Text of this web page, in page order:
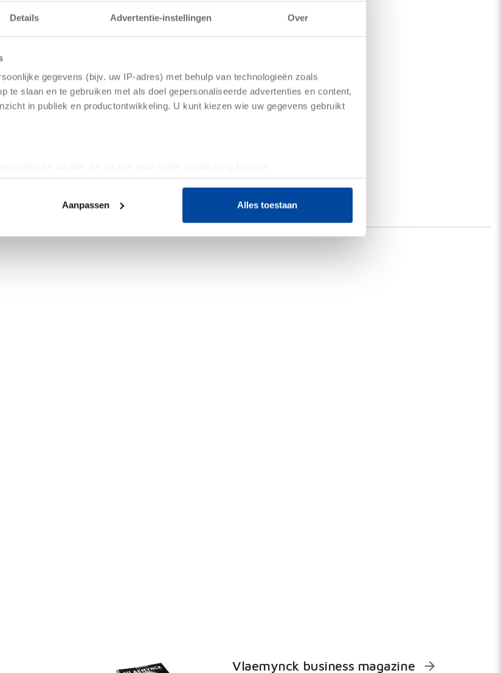
Details Advertentie-instellingen Over
gegevens (bijv. uw IP-adres) met behulp van technologieën zoals
te slaan en te gebruiken met als doel gepersonaliseerde advertenties en content,
in publiek en productontwikkeling. U kunt kiezen wie uw gegevens gebruikt
actief te scannen op specifieke eigenschappen (fingerprinting)
in de Cookieverklaring.
Aanpassen Alles toestaan
Vlaemynck business magazine